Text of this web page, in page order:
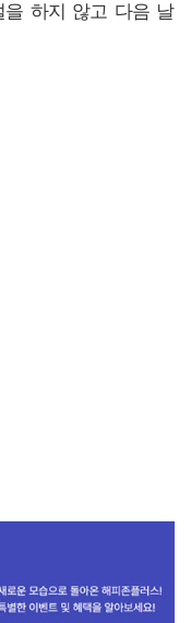
을 하지 않고 다음 날